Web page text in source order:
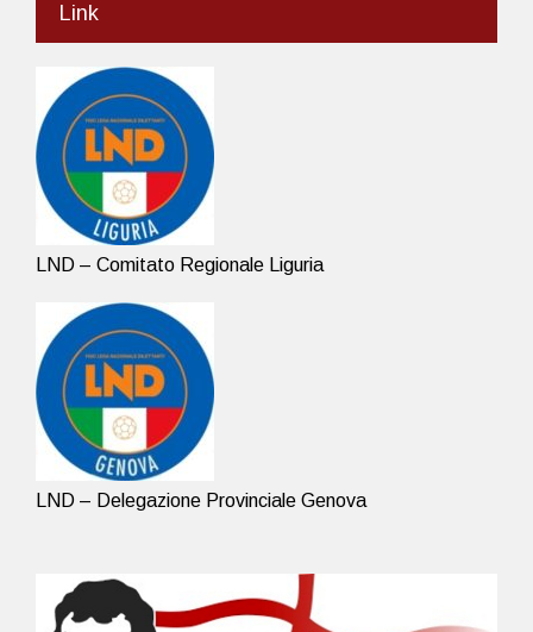
Link
LND – Comitato Regionale Liguria
LND – Delegazione Provinciale Genova